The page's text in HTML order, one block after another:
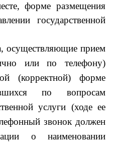
размещения
государственной
прием
или по телефону)
(корректной) форме
по вопросам
услуги (ходе ее
звонок должен
о наименовании